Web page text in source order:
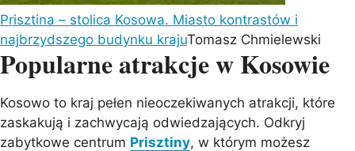
Prisztina – stolica Kosowa. Miasto kontrastów i
najbrzydszego budynku krajuTomasz Chmielewski
Popularne atrakcje w Kosowie
Kosowo to kraj pełen nieoczekiwanych atrakcji, które
zaskakują i zachwycają odwiedzających. Odkryj
zabytkowe centrum Prisztiny, w którym możesz